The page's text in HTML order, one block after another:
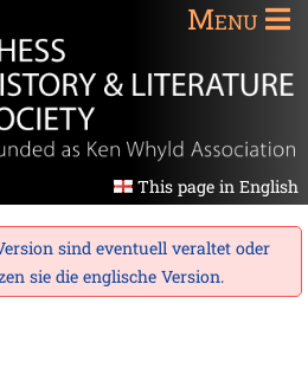
Menu
This page in English
sind eventuell veraltet oder
sie die englische Version.